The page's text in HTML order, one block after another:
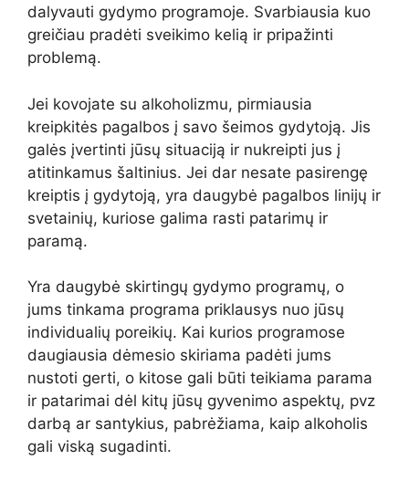
dalyvauti gydymo programoje. Svarbiausia kuo
greičiau pradėti sveikimo kelią ir pripažinti
problemą.
Jei kovojate su alkoholizmu, pirmiausia
kreipkitės pagalbos į savo šeimos gydytoją. Jis
galės įvertinti jūsų situaciją ir nukreipti jus į
atitinkamus šaltinius. Jei dar nesate pasirengę
kreiptis į gydytoją, yra daugybė pagalbos linijų ir
svetainių, kuriose galima rasti patarimų ir
paramą.
Yra daugybė skirtingų gydymo programų, o
jums tinkama programa priklausys nuo jūsų
individualių poreikių. Kai kurios programose
daugiausia dėmesio skiriama padėti jums
nustoti gerti, o kitose gali būti teikiama parama
ir patarimai dėl kitų jūsų gyvenimo aspektų, pvz
darbą ar santykius, pabrėžiama, kaip alkoholis
gali viską sugadinti.